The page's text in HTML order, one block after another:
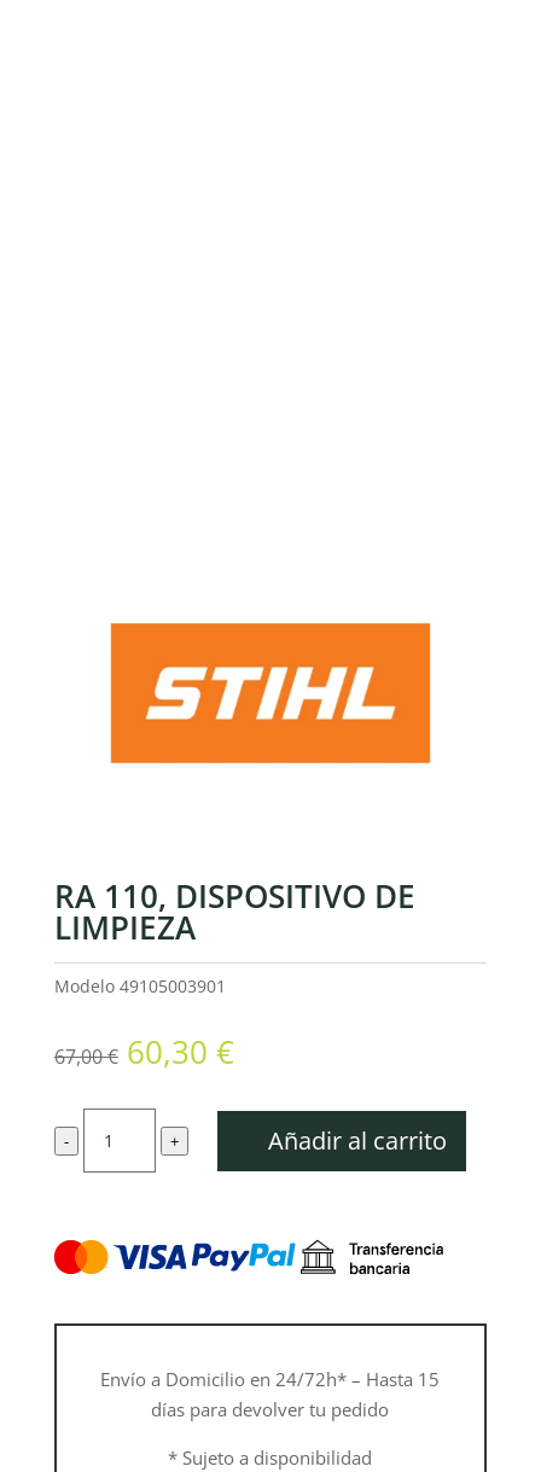
RA 110, DISPOSITIVO DE
LIMPIEZA
Modelo 49105003901
67,00€ El
precio
original
era:
67,00 €.
60,30 €El
actual
es:
60,30 €.
-
110,
limpieza
cantidad
+ Añadir al carrito
Envío a Domicilio en 24/72h* – Hasta 15
días para devolver tu pedido
* Sujeto a disponibilidad